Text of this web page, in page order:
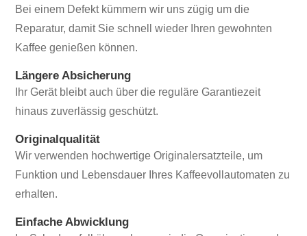
Bei einem Defekt kümmern wir uns zügig um die
Reparatur, damit Sie schnell wieder Ihren gewohnten
Kaffee genießen können.
Längere Absicherung
Ihr Gerät bleibt auch über die reguläre Garantiezeit
hinaus zuverlässig geschützt.
Originalqualität
Wir verwenden hochwertige Originalersatzteile, um
Funktion und Lebensdauer Ihres Kaffeevollautomaten zu
erhalten.
Einfache Abwicklung